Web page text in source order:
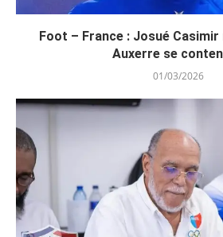
Foot – France : Josué Casimir
Auxerre se
01/03/2026